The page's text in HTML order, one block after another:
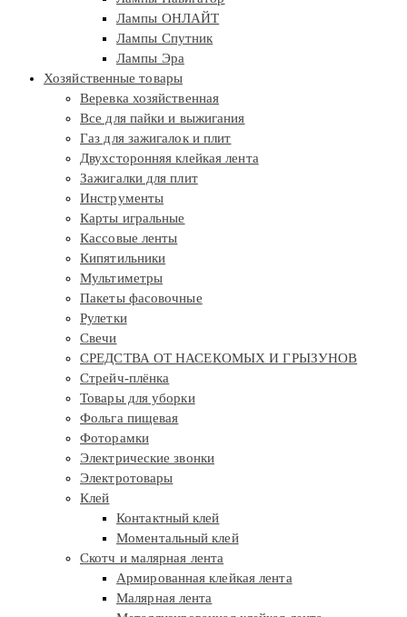
Лампы ОНЛАЙТ
Лампы Спутник
Лампы Эра
Хозяйственные товары
Веревка хозяйственная
Все для пайки и выжигания
Газ для зажигалок и плит
Двухсторонняя клейкая лента
Зажигалки для плит
Инструменты
Карты игральные
Кассовые ленты
Кипятильники
Мультиметры
Пакеты фасовочные
Рулетки
Свечи
СРЕДСТВА ОТ НАСЕКОМЫХ И ГРЫЗУНОВ
Стрейч-плёнка
Товары для уборки
Фольга пищевая
Фоторамки
Электрические звонки
Электротовары
Клей
Контактный клей
Моментальный клей
Скотч и малярная лента
Армированная клейкая лента
Малярная лента